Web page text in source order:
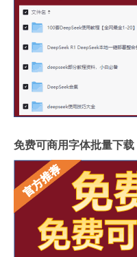
免费可商用字体批量下载